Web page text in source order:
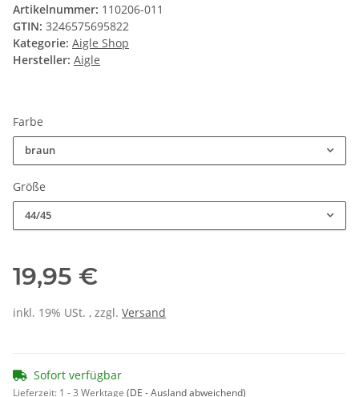
Artikelnummer: 110206-011
GTIN: 3246575695822
Kategorie: Aigle Shop
Hersteller: Aigle
Farbe
braun
Größe
44/45
19,95 €
inkl. 19% USt. , zzgl. Versand
Sofort verfügbar
Lieferzeit: 1 - 3 Werktage (DE - Ausland abweichend)